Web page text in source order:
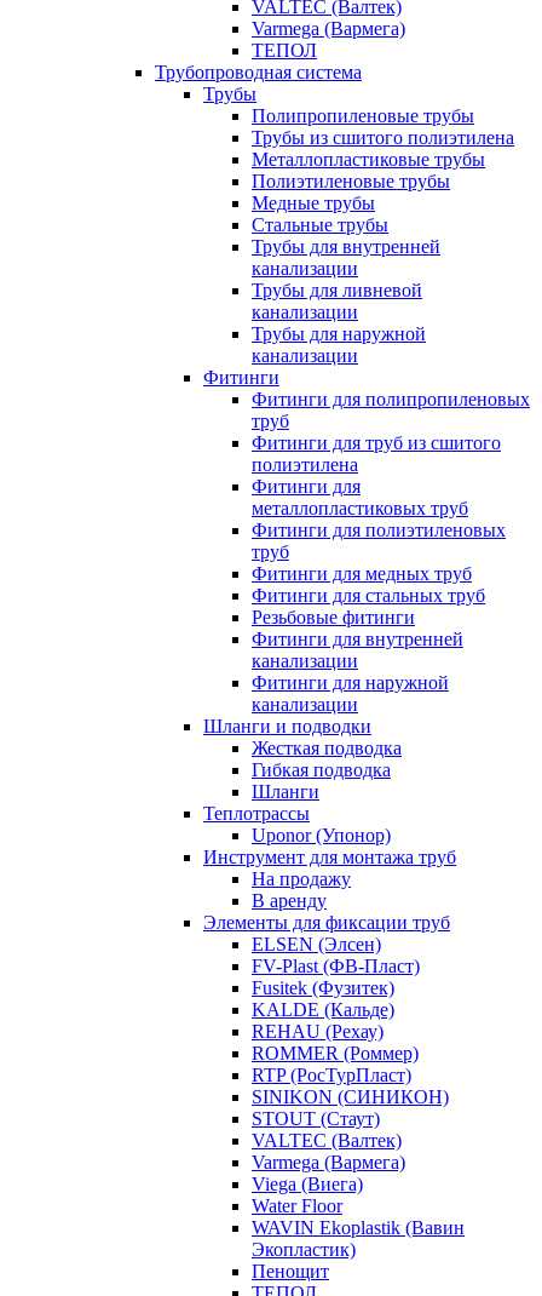
VALTEC (Валтек)
Varmega (Вармега)
ТЕПОЛ
Трубопроводная система
Трубы
Полипропиленовые трубы
Трубы из сшитого полиэтилена
Металлопластиковые трубы
Полиэтиленовые трубы
Медные трубы
Стальные трубы
Трубы для внутренней
канализации
Трубы для ливневой
канализации
Трубы для наружной
канализации
Фитинги
Фитинги для полипропиленовых
труб
Фитинги для труб из сшитого
полиэтилена
Фитинги для
металлопластиковых труб
Фитинги для полиэтиленовых
труб
Фитинги для медных труб
Фитинги для стальных труб
Резьбовые фитинги
Фитинги для внутренней
канализации
Фитинги для наружной
канализации
Шланги и подводки
Жесткая подводка
Гибкая подводка
Шланги
Теплотрассы
Uponor (Упонор)
Инструмент для монтажа труб
На продажу
В аренду
Элементы для фиксации труб
ELSEN (Элсен)
FV-Plast (ФВ-Пласт)
Fusitek (Фузитек)
KALDE (Кальде)
REHAU (Рехау)
ROMMER (Роммер)
RTP (РосТурПласт)
SINIKON (СИНИКОН)
STOUT (Стаут)
VALTEC (Валтек)
Varmega (Вармега)
Viega (Виега)
Water Floor
WAVIN Ekoplastik (Вавин
Экопластик)
Пенощит